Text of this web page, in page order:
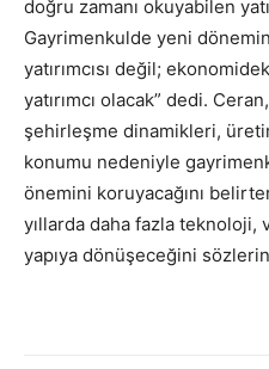
doğru zamanı okuyabilen
Gayrimenkulde yeni
yatırımcısı değil;
yatırımcı olacak” dedi.
şehirleşme dinamikleri,
konumu nedeniyle
önemini koruyacağını
yıllarda daha fazla teknoloji,
yapıya dönüşeceğini